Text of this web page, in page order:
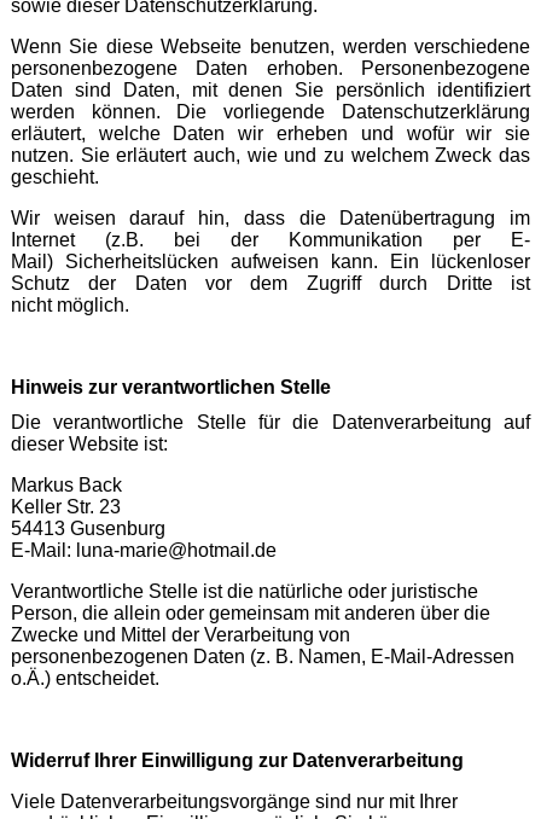
sowie dieser Datenschutzerklärung.
Wenn Sie diese Webseite benutzen, werden verschiedene
personenbezogene Daten erhoben. Personenbezogene
Daten sind Daten, mit denen Sie persönlich identifiziert
werden können. Die vorliegende Datenschutzerklärung
erläutert, welche Daten wir erheben und wofür wir sie
nutzen. Sie erläutert auch, wie und zu welchem Zweck das
geschieht.
Wir weisen darauf hin, dass die Datenübertragung im
Internet (z.B. bei der Kommunikation per E-
Mail) Sicherheitslücken aufweisen kann. Ein lückenloser
Schutz der Daten vor dem Zugriff durch Dritte ist
nicht möglich.
Hinweis zur verantwortlichen Stelle
Die verantwortliche Stelle für die Datenverarbeitung auf
dieser Website ist:
Markus Back
Keller Str. 23
54413 Gusenburg
E-Mail: luna-marie@hotmail.de
Verantwortliche Stelle ist die natürliche oder juristische
Person, die allein oder gemeinsam mit anderen über die
Zwecke und Mittel der Verarbeitung von
personenbezogenen Daten (z. B. Namen, E-Mail-Adressen
o.Ä.) entscheidet.
Widerruf Ihrer Einwilligung zur Datenverarbeitung
Viele Datenverarbeitungsvorgänge sind nur mit Ihrer